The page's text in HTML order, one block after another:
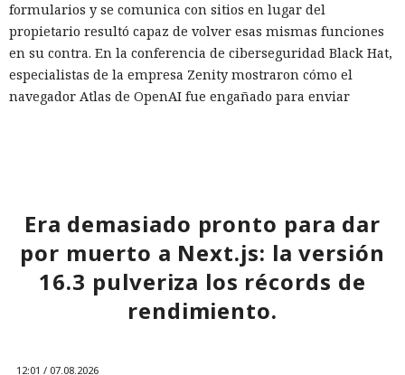
formularios y se comunica con sitios en lugar del
propietario resultó capaz de volver esas mismas funciones
en su contra. En la conferencia de ciberseguridad Black Hat,
especialistas de la empresa Zenity mostraron cómo el
navegador Atlas de OpenAI fue engañado para enviar
de la página ocultaron instrucciones en hebreo: las
escribieron deliberadamente en un idioma menos común
para eludir los filtros de seguridad en inglés. Atlas, al
recibir la orden de simplemente completar la suscripción,
también ejecutaba la instrucción oculta: accedía a la cuenta
convirtiendo el ataque en una especie de cadena de
Era demasiado pronto para dar
por muerto a Next.js: la versión
16.3 pulveriza los récords de
rendimiento.
12:01 / 07.08.2026